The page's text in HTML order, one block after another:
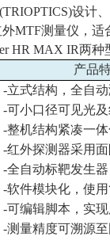
(TRIOPTICS)设计
外MTF测量仪，适
HR MAX IR两种
产品
-立式结构，全自
-可小口径可见光
-整机结构紧凑一
-红外探测器采用
-全自动标靶发生器
-软件模块化，使
-可编辑脚本，实
-测量精度可溯源